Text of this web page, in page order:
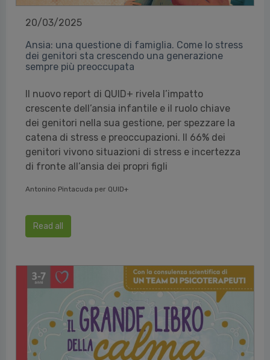
20/03/2025
Ansia: una questione di famiglia. Come lo stress
dei genitori sta crescendo una generazione
sempre più preoccupata
Il nuovo report di QUID+ rivela l’impatto
crescente dell’ansia infantile e il ruolo chiave
dei genitori nella sua gestione, per spezzare la
catena di stress e preoccupazioni. Il 66% dei
genitori vivono situazioni di stress e incertezza
di fronte all’ansia dei propri figli
Antonino Pintacuda per QUID+
Read all